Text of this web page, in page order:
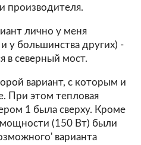
производителя.
лично у меня
у большинства других) -
в северный мост.
вариант, с которым и
При этом тепловая
1 была сверху. Кроме
(150 Вт) были
варианта